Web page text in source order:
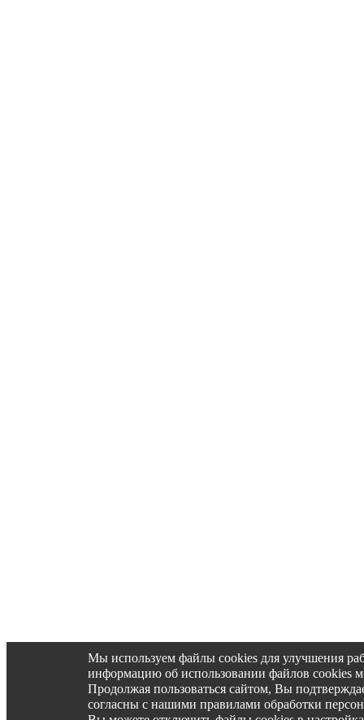
Мы используем файлы cookies для улучшения
информацию об использовании файлов cookies
Продолжая пользоваться сайтом, Вы
согласны с нашими правилами обработки